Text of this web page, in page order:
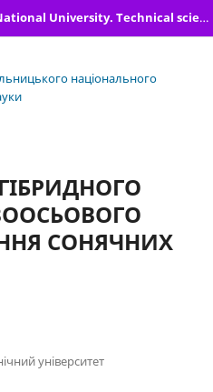
Herald of Khmelnytskyi National University. Technical sciences
національного
СОНЯЧНИХ
університет